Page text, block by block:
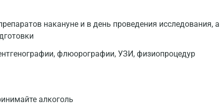
накануне и в день проведения исследования, а
флюорографии, УЗИ, физиопроцедур
алкоголь